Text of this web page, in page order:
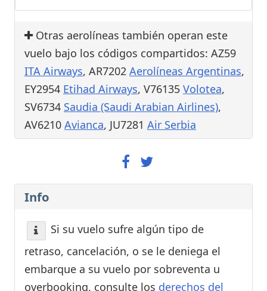
Otras aerolíneas también operan este
vuelo bajo los códigos compartidos: AZ59
ITA Airways, AR7202 Aerolíneas Argentinas,
EY2954 Etihad Airways, V76135 Volotea,
SV6734 Saudia (Saudi Arabian Airlines),
AV6210 Avianca, JU7281 Air Serbia
Info
Si su vuelo sufre algún tipo de
retraso, cancelación, o se le deniega el
embarque a su vuelo por sobreventa u
overbooking, consulte los derechos del